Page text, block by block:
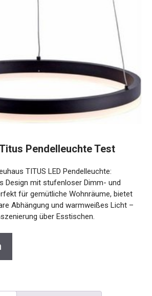
Pendelleuchte Test
TITUS LED Pendelleuchte:
Design mit stufenloser Dimm- und
für gemütliche Wohnräume, bietet
Abhängung und warmweißes Licht –
über Esstischen.